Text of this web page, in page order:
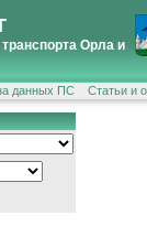
Орла и
данных ПС Статьи и